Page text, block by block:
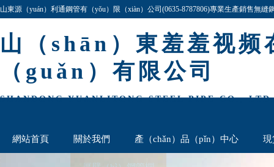
山東源（yuán）利通鋼管有（yǒu）限（xiàn）公司(0635-8787806)專業生產銷售無
山（shān）東羞羞视频
（guǎn）有限公司
SHANDONG YUANLITONG STEEL PIPE CO.,
網站首頁 關於我們 產（chǎn）品（pǐn）中心 現